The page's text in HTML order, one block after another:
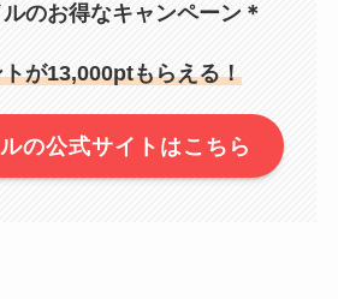
のお得なキャンペーン＊
が13,000ptもらえる！
の公式サイトはこちら